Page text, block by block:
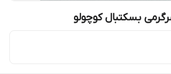
بسکتبال کوچولو